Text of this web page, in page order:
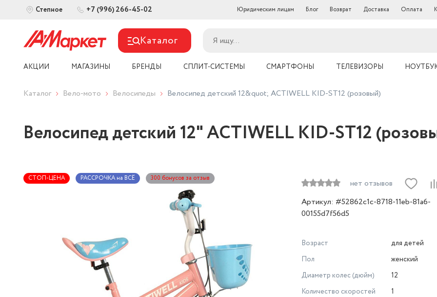
Степное +7 (996) 266-45-02 Юридическим лицам Блог Возврат Доставка Оплата
Каталог
АКЦИИ МАГАЗИНЫ БРЕНДЫ СПЛИТ-СИСТЕМЫ СМАРТФОНЫ ТЕЛЕВИЗОРЫ
Каталог Вело-мото Велосипеды Велосипед детский 12&quot; ACTIWELL KID-ST12 (розовый)
Велосипед детский 12" ACTIWELL KID-ST12
СТОП-ЦЕНА РАССРОЧКА на ВСЁ 300 бонусов за отзыв
нет отзывов
Артикул: #52862c1c-8718-11eb-81a6-
00155d7f56d5
Возраст
для детей
Пол
женский
Диаметр колес (дюйм)
12
Количество скоростей
1